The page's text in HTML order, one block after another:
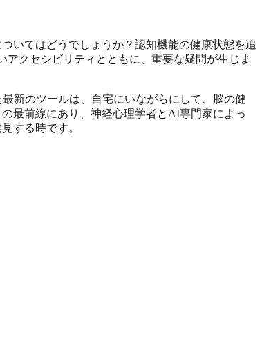
いてはどうでしょうか？認知機能の健康状態を追
クセシビリティとともに、重要な疑問が生じま
新のツールは、自宅にいながらにして、脳の健
最前線にあり、神経心理学者とAI専門家によっ
する時です。